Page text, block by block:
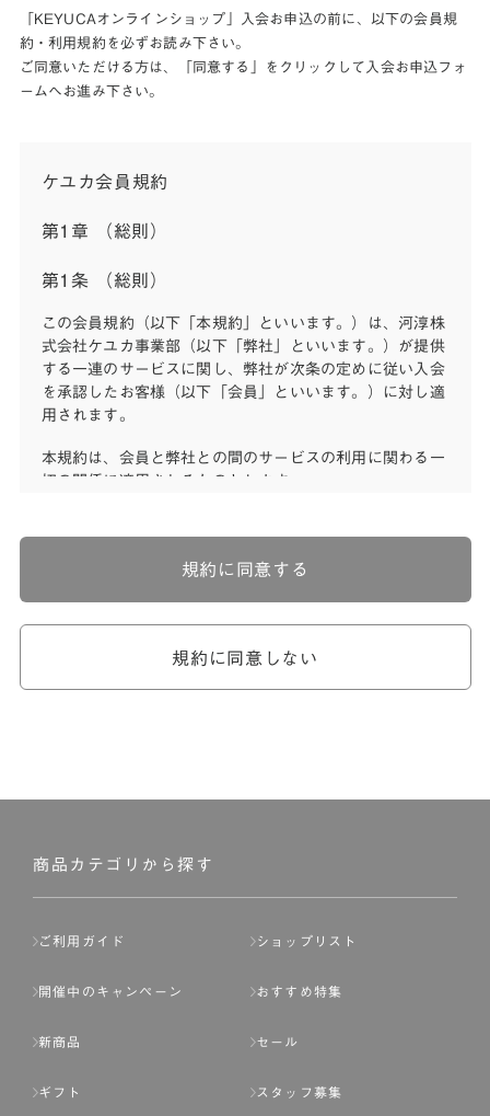
「KEYUCAオンラインショップ」入会お申込の前に、以下の会員規
約・利用規約を必ずお読み下さい。
ご同意いただける方は、「同意する」をクリックして入会お申込フォ
ームへお進み下さい。
ケユカ会員規約
第1章 （総則）
第1条 （総則）
この会員規約（以下「本規約」といいます。）は、河淳株
式会社ケユカ事業部（以下「弊社」といいます。）が提供
する一連のサービスに関し、弊社が次条の定めに従い入会
を承認したお客様（以下「会員」といいます。）に対し適
用されます。
本規約は、会員と弊社との間のサービスの利用に関わる一
切の関係に適用されるものとします。
ら個別規定はその名称のいかんに関わらず、本規約の一部
めが優先されるものとします。
ません。
ページへの入力、または弊社が別途指定する方法に従って
基づき判断した場合は、弊社は、その登録を取り消すこと
規約に同意しない
規約に同意する
商品カテゴリから探す
ご利用ガイド ショップリスト
開催中のキャンペーン おすすめ特集
新商品 セール
ギフト スタッフ募集